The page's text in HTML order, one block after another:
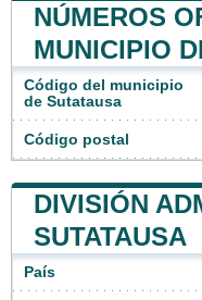
NÚMEROS
MUNICIPIO
Código del municipio
de Sutatausa
Código postal
DIVISIÓN
SUTATAUSA
País